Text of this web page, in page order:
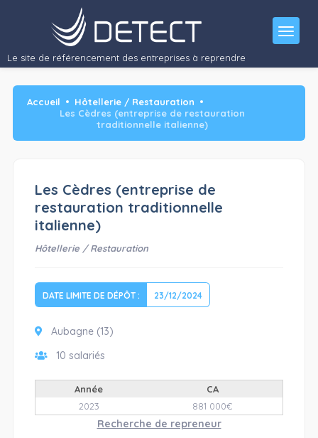
: entreprise de…"/>
Le site de référencement des entreprises à reprendre
Accueil
Hôtellerie / Restauration
Les Cèdres (entreprise de restauration
traditionnelle italienne)
Les Cèdres (entreprise de
restauration traditionnelle
italienne)
Hôtellerie / Restauration
DATE LIMITE DE DÉPÔT : 23/12/2024
Aubagne (13)
10 salariés
Année
CA
2023
881 000€
Recherche de repreneur